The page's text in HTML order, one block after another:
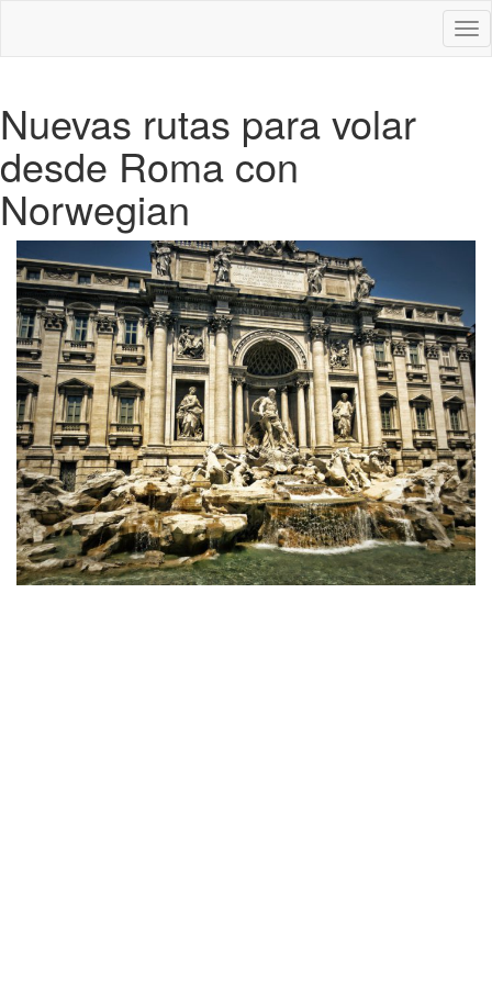
Nuevas rutas para volar
desde Roma con
Norwegian